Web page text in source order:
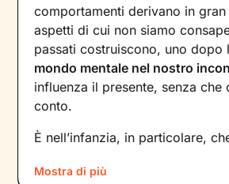
comportamenti derivano in
aspetti di cui non siamo
passati costruiscono, uno dopo
mondo mentale nel nostro
influenza il presente, senza che
conto.
È nell’infanzia, in particolare,
e agire: leesperienze vissute in
Mostra di più